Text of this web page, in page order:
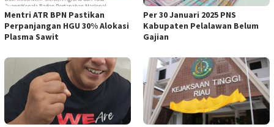
Mentri ATR BPN Pastikan
Perpanjangan HGU 30% Alokasi
Plasma Sawit
Per 30 Januari 2025 PNS
Kabupaten Pelalawan Belum
Gajian